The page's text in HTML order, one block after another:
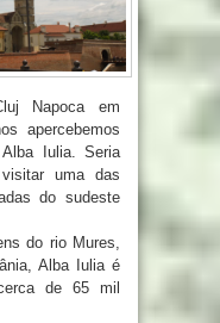
Napoca em
apercebemos
Iulia. Seria
uma das
do sudeste
do rio Mures,
Alba Iulia é
de 65 mil